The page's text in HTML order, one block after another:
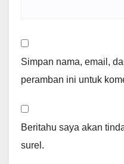
Simpan nama, email,
peramban ini untuk
Beritahu saya akan
surel.